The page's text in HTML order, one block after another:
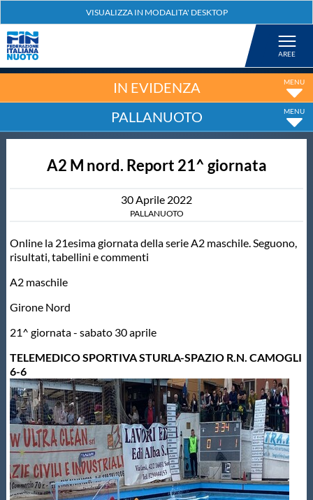
Nuoto
Tuffi
Fondo
Master
Formazione
GUG
Scuole Nuoto
IN EVIDENZA
PALLANUOTO
A2 M nord. Report 21^ giornata
30Aprile 2022
PALLANUOTO
Online la 21esima giornata della serie A2 maschile. Seguono,
risultati, tabellini e commenti
A2 maschile
Girone Nord
21^ giornata - sabato 30 aprile
TELEMEDICO SPORTIVA STURLA-SPAZIO R.N. CAMOGLI
6-6